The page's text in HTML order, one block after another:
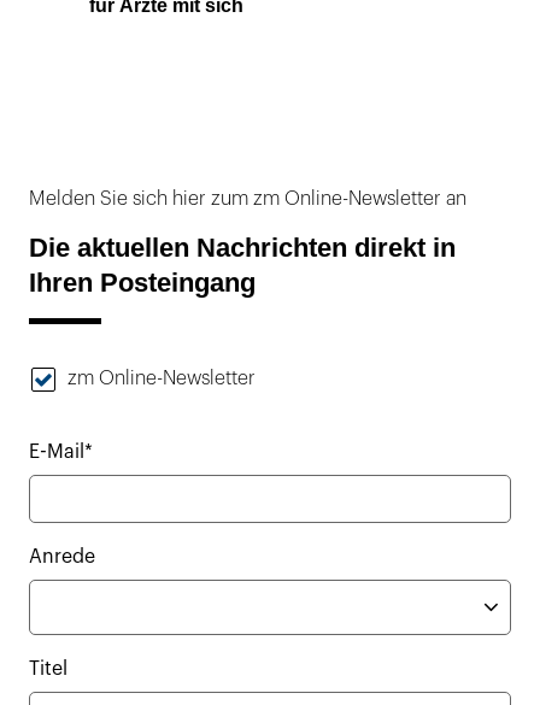
für Ärzte mit sich
Melden Sie sich hier zum zm Online-Newsletter an
Die aktuellen Nachrichten direkt in
Ihren Posteingang
zm Online-Newsletter
E-Mail*
Anrede
Titel